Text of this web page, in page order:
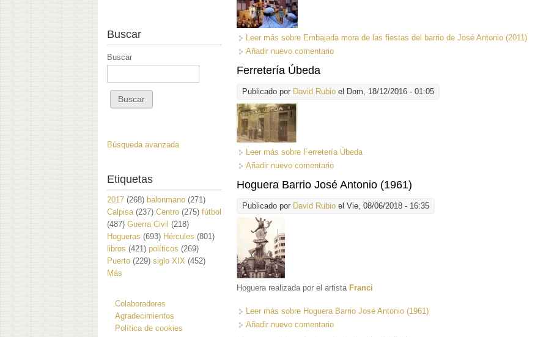
Leer más sobre Embajada mora de las fiestas del barrio de José Antonio (2011)
Añadir nuevo comentario
Ferretería Úbeda
Publicado por David Rubio el Dom, 18/12/2016 - 01:05
Leer más sobre Ferretería Úbeda
Añadir nuevo comentario
Hoguera Barrio José Antonio (1961)
Publicado por David Rubio el Vie, 08/06/2018 - 16:35
Hoguera realizada por el artista Franci
Leer más sobre Hoguera Barrio José Antonio (1961)
Añadir nuevo comentario
Buscar
Buscar
Búsqueda avanzada
Etiquetas
2017 (268) balonmano (271)
Calpisa (237) Centro (275) fútbol
(487) Guerra Civil (218)
Hogueras (693) Hércules (801)
libros (421) políticos (269)
Puerto (229) siglo XIX (452)
Más
Colaboradores
Agradecimientos
Política de cookies